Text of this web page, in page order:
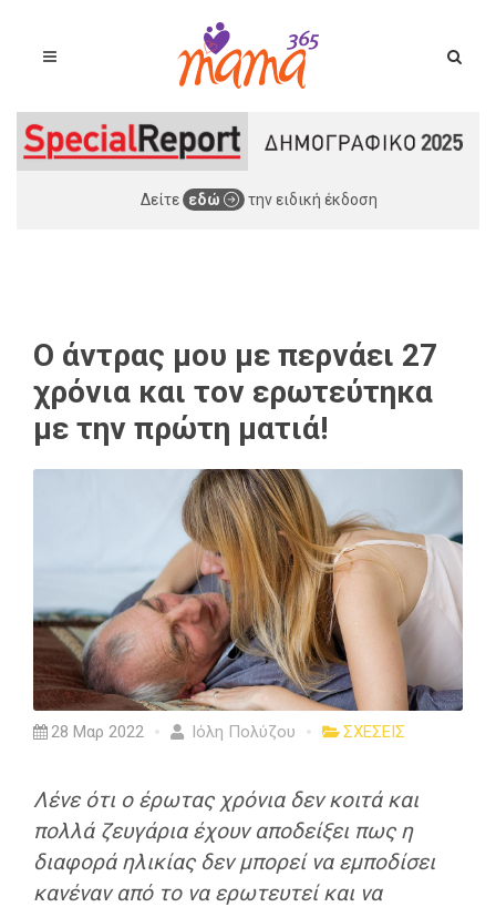
Δείτε εδώ την ειδική έκδοση
Ο άντρας μου με περνάει 27
χρόνια και τον ερωτεύτηκα
με την πρώτη ματιά!
28 Μαρ 2022 Ιόλη Πολύζου ΣΧΕΣΕΙΣ
Λένε ότι ο έρωτας χρόνια δεν κοιτά και
πολλά ζευγάρια έχουν αποδείξει πως η
διαφορά ηλικίας δεν μπορεί να εμποδίσει
κανέναν από το να ερωτευτεί και να